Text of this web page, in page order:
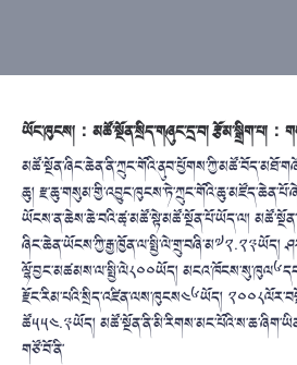
ཡོང་ཁུངས།：མཚོ་སྔོན་སྲིད་གཞུང་དྲ་བ། རྩོམ་སྒྲིག་པ།：
ཆུ།
ཡོངས་ན་ཆེས་ཆེ་བའི་ཚྭ་མཚོ་སྟེ་མཚོ་སྔོན་པོ་ཡོད་ལ།
ལྷོ་བྱང་མཚམས་ལ་སྤྱི་ལེ༨༠༠ཡོད།
རྫོང་རིམ་པའི་སྲིད་འཛིན་ལས་ཁུངས༤༦ཡོད།
ཚོ༥༥༤.༣ཡོད།
གཙོ་བོ་ནི་